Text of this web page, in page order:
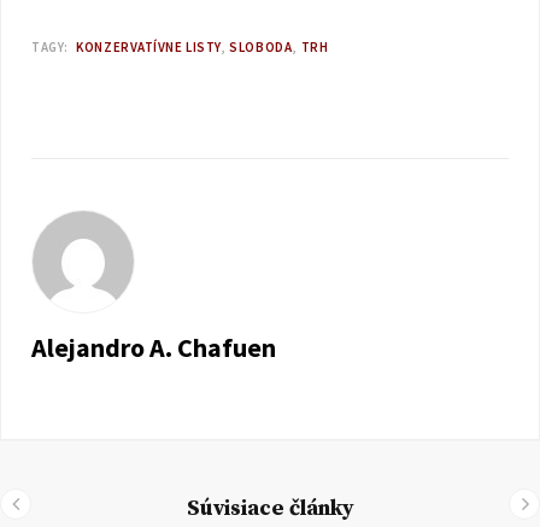
TAGY: KONZERVATÍVNE LISTY SLOBODA TRH
Alejandro A. Chafuen
Súvisiace články